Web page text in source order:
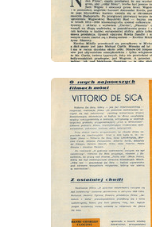
wydanie: 51/52/